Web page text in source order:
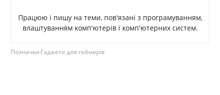
Працюю і пишу на теми, пов'язані з програмуванням,
влаштуванням комп'ютерів і комп'ютерних систем.
Позначки:Гаджети для геймерів